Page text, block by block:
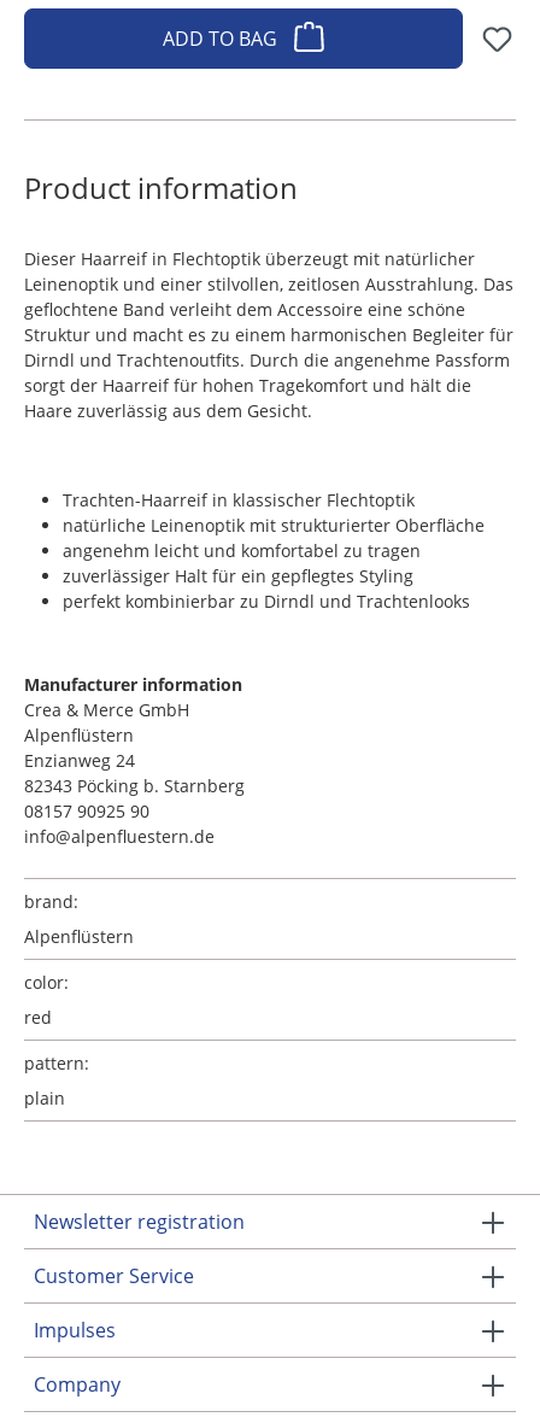
ADD TO BAG
Product information
Dieser Haarreif in Flechtoptik überzeugt mit natürlicher
Leinenoptik und einer stilvollen, zeitlosen Ausstrahlung. Das
geflochtene Band verleiht dem Accessoire eine schöne
Struktur und macht es zu einem harmonischen Begleiter für
Dirndl und Trachtenoutfits. Durch die angenehme Passform
sorgt der Haarreif für hohen Tragekomfort und hält die
Haare zuverlässig aus dem Gesicht.
Trachten-Haarreif in klassischer Flechtoptik
natürliche Leinenoptik mit strukturierter Oberfläche
angenehm leicht und komfortabel zu tragen
zuverlässiger Halt für ein gepflegtes Styling
perfekt kombinierbar zu Dirndl und Trachtenlooks
Manufacturer information
Crea & Merce GmbH
Alpenflüstern
Enzianweg 24
82343 Pöcking b. Starnberg
08157 90925 90
info@alpenfluestern.de
brand:
Alpenflüstern
color:
red
pattern:
plain
Newsletter registration
Customer Service
Impulses
Company